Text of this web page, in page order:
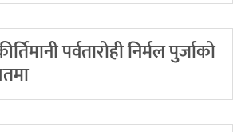
पर्वतारोही निर्मल पुर्जाको